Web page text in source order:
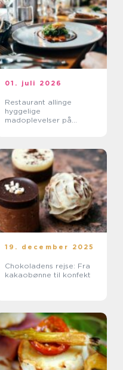
01. juli 2026
Restaurant allinge
hyggelige
madoplevelser på
19. december 2025
Chokoladens rejse: Fra
kakaobønne til konfekt